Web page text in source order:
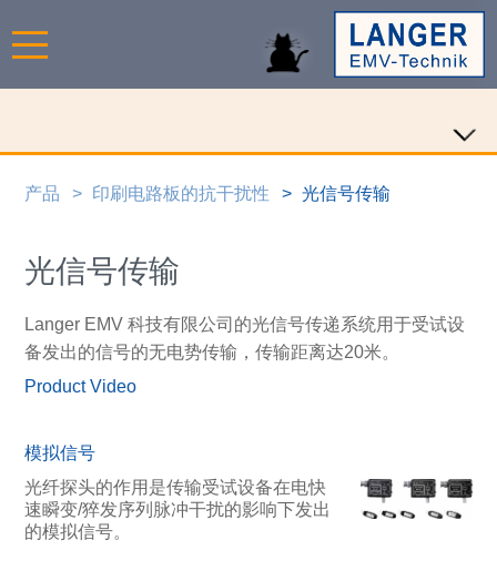
产品 印刷电路板的抗干扰性 光信号传输
光信号传输
Langer EMV 科技有限公司的光信号传递系统用于受试设
备发出的信号的无电势传输，传输距离达20米。
Product Video
模拟信号
光纤探头的作用是传输受试设备在电快
速瞬变/猝发序列脉冲干扰的影响下发出
的模拟信号。